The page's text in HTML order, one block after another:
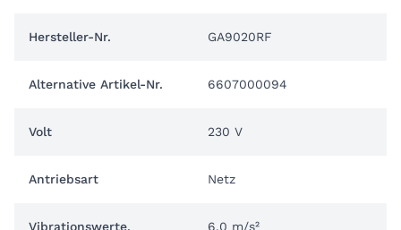
Hersteller-Nr. GA9020RF
Alternative Artikel-Nr. 6607000094
Volt 230 V
Antriebsart Netz
Vibrationswerte, 6.0 m/s²